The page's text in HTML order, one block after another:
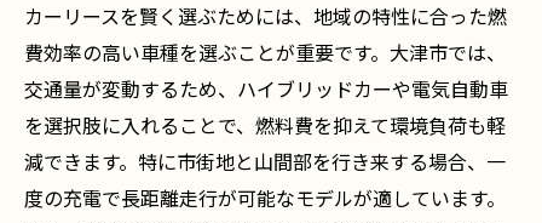
大津市の交通渋滞を避けるカーリース戦略
公共交通とカーリースの組み合わせで利便
性を高める方法
大津市の交通インフラを活用した効率的な
リースプラン
カーリースを賢く選ぶためには、地域の特性に合った燃
費効率の高い車種を選ぶことが重要です。大津市では、
交通量が変動するため、ハイブリッドカーや電気自動車
を選択肢に入れることで、燃料費を抑えて環境負荷も軽
減できます。特に市街地と山間部を行き来する場合、一
度の充電で長距離走行が可能なモデルが適しています。